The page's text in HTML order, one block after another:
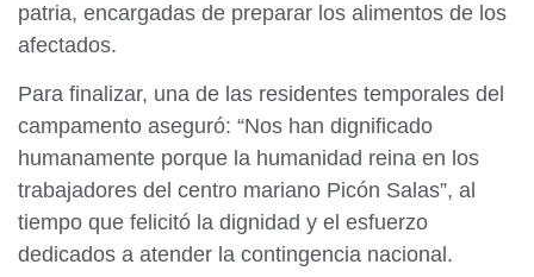
patria, encargadas de preparar los alimentos de los
afectados.
Para finalizar, una de las residentes temporales del
campamento aseguró: “Nos han dignificado
humanamente porque la humanidad reina en los
trabajadores del centro mariano Picón Salas”, al
tiempo que felicitó la dignidad y el esfuerzo
dedicados a atender la contingencia nacional.